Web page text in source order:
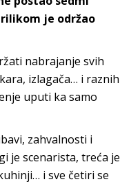
je održao
nabrajanje svih
izlagača… i raznih
uputi ka samo
zahvalnosti i
je scenarista, treća je
i sve četiri se